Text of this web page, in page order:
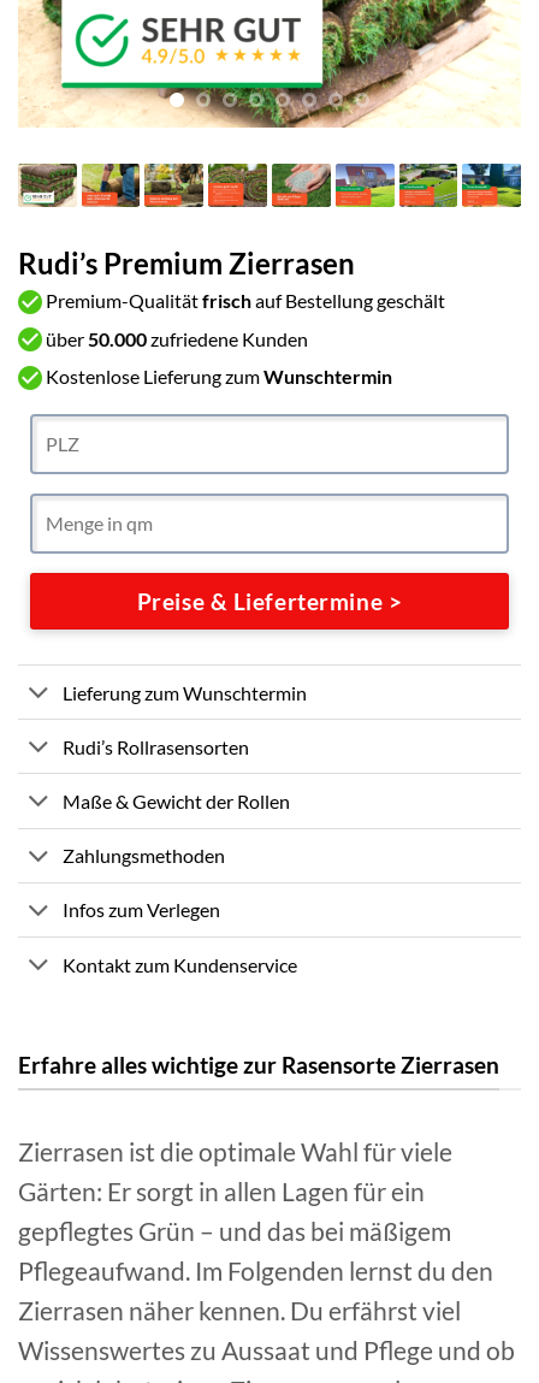
Rudi’s Premium Zierrasen
Premium-Qualitätfrischauf Bestellung geschält
über50.000zufriedene Kunden
Kostenlose Lieferung zumWunschtermin
Preise & Liefertermine >
Lieferung zum Wunschtermin
Rudi’s Rollrasensorten
Maße & Gewicht der Rollen
Zahlungsmethoden
Infos zum Verlegen
Kontakt zum Kundenservice
Erfahre alles wichtige zur Rasensorte Zierrasen
Zierrasen ist die optimale Wahl für viele
Gärten: Er sorgt in allen Lagen für ein
gepflegtes Grün – und das bei mäßigem
Pflegeaufwand. Im Folgenden lernst du den
Zierrasen näher kennen. Du erfährst viel
Wissenswertes zu Aussaat und Pflege und ob